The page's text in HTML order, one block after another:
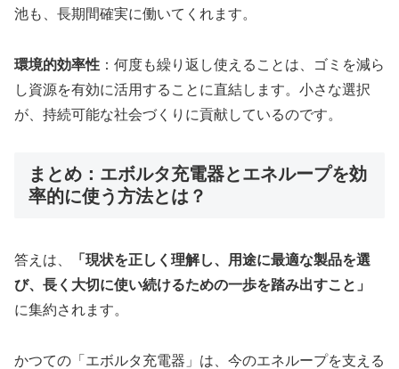
池も、長期間確実に働いてくれます。
環境的効率性 ：何度も繰り返し使えることは、ゴミを減ら
し資源を有効に活用することに直結します。小さな選択
が、持続可能な社会づくりに貢献しているのです。
まとめ：エボルタ充電器とエネループを効
率的に使う方法とは？
答えは、
「現状を正しく理解し、用途に最適な製品を選
び、長く大切に使い続けるための一歩を踏み出すこと」
に集約されます。
かつての「エボルタ充電器」は、今のエネループを支える